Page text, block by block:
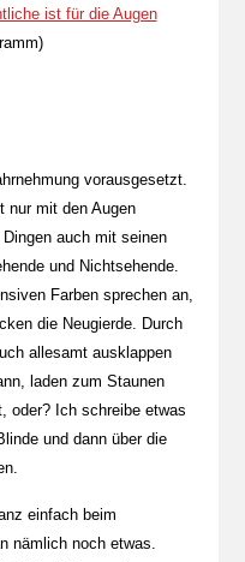
ist für die Augen
vorausgesetzt.
nur mit den Augen
auch mit seinen
und Nichtsehende.
Farben sprechen an,
die Neugierde. Durch
allesamt ausklappen
laden zum Staunen
oder? Ich schreibe etwas
und dann über die
einfach beim
nämlich noch etwas.